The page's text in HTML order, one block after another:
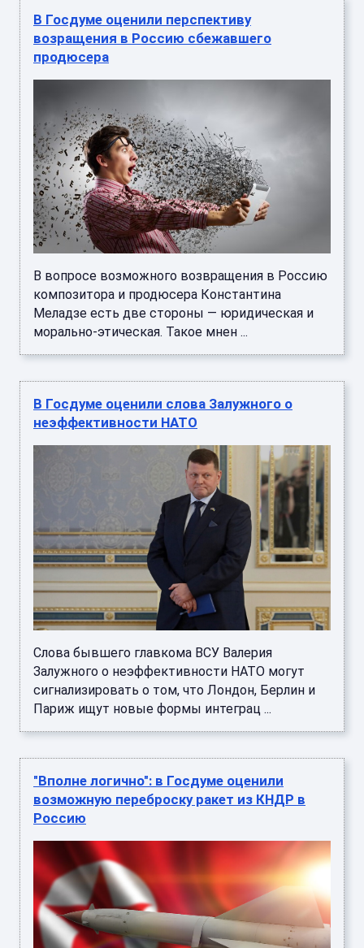
В Госдуме оценили перспективу
возращения в Россию сбежавшего
продюсера
В вопросе возможного возвращения в Россию
композитора и продюсера Константина
Меладзе есть две стороны — юридическая и
морально-этическая. Такое мнен ...
В Госдуме оценили слова Залужного о
неэффективности НАТО
Слова бывшего главкома ВСУ Валерия
Залужного о неэффективности НАТО могут
сигнализировать о том, что Лондон, Берлин и
Париж ищут новые формы интеграц ...
"Вполне логично": в Госдуме оценили
возможную переброску ракет из КНДР в
Россию